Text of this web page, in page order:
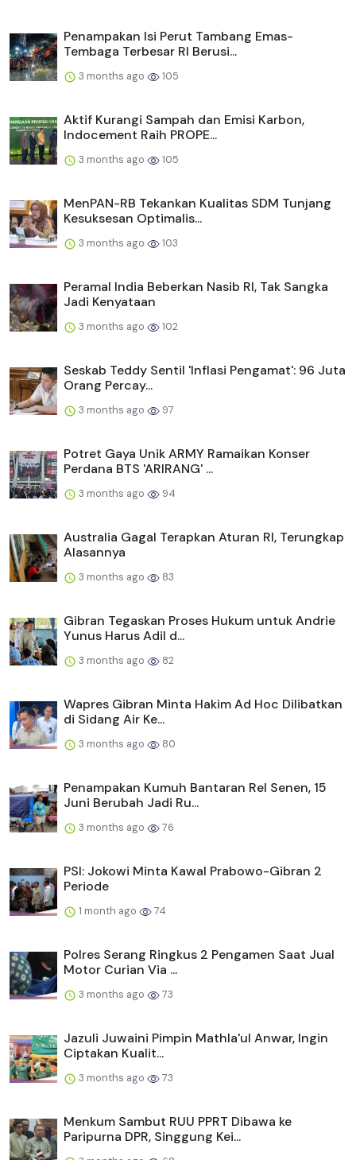
Penampakan Isi Perut Tambang Emas-
Tembaga Terbesar RI Berusi...
3 months ago 105
Aktif Kurangi Sampah dan Emisi Karbon,
Indocement Raih PROPE...
3 months ago 105
MenPAN-RB Tekankan Kualitas SDM Tunjang
Kesuksesan Optimalis...
3 months ago 103
Peramal India Beberkan Nasib RI, Tak Sangka
Jadi Kenyataan
3 months ago 102
Seskab Teddy Sentil 'Inflasi Pengamat': 96 Juta
Orang Percay...
3 months ago 97
Potret Gaya Unik ARMY Ramaikan Konser
Perdana BTS 'ARIRANG' ...
3 months ago 94
Australia Gagal Terapkan Aturan RI, Terungkap
Alasannya
3 months ago 83
Gibran Tegaskan Proses Hukum untuk Andrie
Yunus Harus Adil d...
3 months ago 82
Wapres Gibran Minta Hakim Ad Hoc Dilibatkan
di Sidang Air Ke...
3 months ago 80
Penampakan Kumuh Bantaran Rel Senen, 15
Juni Berubah Jadi Ru...
3 months ago 76
PSI: Jokowi Minta Kawal Prabowo-Gibran 2
Periode
1 month ago 74
Polres Serang Ringkus 2 Pengamen Saat Jual
Motor Curian Via ...
3 months ago 73
Jazuli Juwaini Pimpin Mathla'ul Anwar, Ingin
Ciptakan Kualit...
3 months ago 73
Menkum Sambut RUU PPRT Dibawa ke
Paripurna DPR, Singgung Kei...